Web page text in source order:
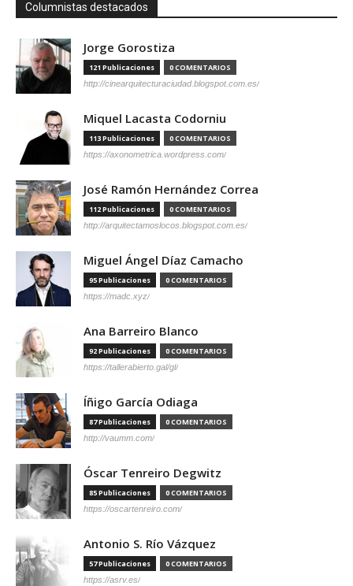
Columnistas destacados
Jorge Gorostiza
121 Publicaciones 0 COMENTARIOS
http://cinearquitecturaciudad.blogspot.com.es/
Miquel Lacasta Codorniu
113 Publicaciones 0 COMENTARIOS
https://axonometrica.wordpress.com/
José Ramón Hernández Correa
112 Publicaciones 0 COMENTARIOS
http://arquitectamoslocos.blogspot.com.es/
Miguel Ángel Díaz Camacho
95 Publicaciones 0 COMENTARIOS
https://madc.xyz/
Ana Barreiro Blanco
92 Publicaciones 0 COMENTARIOS
https://tallerabierto.gal/gl/
Íñigo García Odiaga
87 Publicaciones 0 COMENTARIOS
http://vaumm.com/
Óscar Tenreiro Degwitz
85 Publicaciones 0 COMENTARIOS
https://oscartenreiro.com/
Antonio S. Río Vázquez
57 Publicaciones 0 COMENTARIOS
https://asrv.es/